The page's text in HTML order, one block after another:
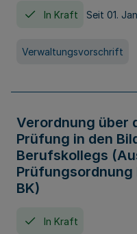
In Kraft Seit 01.
Verwaltungsvorschrift
Verordnung über
Prüfung in den
Berufskollegs
BK)
In Kraft